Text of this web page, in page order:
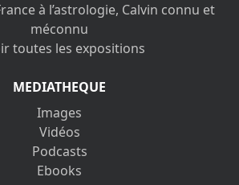
à l’astrologie, Calvin connu et
méconnu
toutes les expositions
MEDIATHEQUE
Images
Vidéos
Podcasts
Ebooks